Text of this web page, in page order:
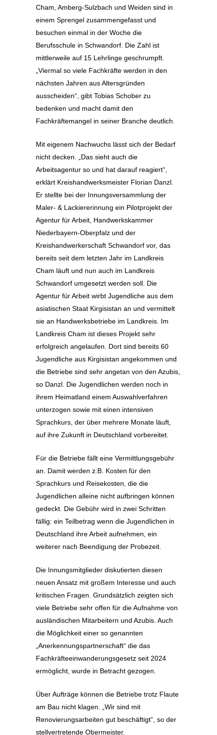
Cham, Amberg-Sulzbach und Weiden sind in
einem Sprengel zusammengefasst und
besuchen einmal in der Woche die
Berufsschule in Schwandorf. Die Zahl ist
mittlerweile auf 15 Lehrlinge geschrumpft.
„Viermal so viele Fachkräfte werden in den
nächsten Jahren aus Altersgründen
ausscheiden“, gibt Tobias Schober zu
bedenken und macht damit den
Fachkräftemangel in seiner Branche deutlich.
Mit eigenem Nachwuchs lässt sich der Bedarf
nicht decken. „Das sieht auch die
Arbeitsagentur so und hat darauf reagiert“,
erklärt Kreishandwerksmeister Florian Danzl.
Er stellte bei der Innungsversammlung der
Maler- & Lackiererinnung ein Pilotprojekt der
Agentur für Arbeit, Handwerkskammer
Niederbayern-Oberpfalz und der
Kreishandwerkerschaft Schwandorf vor, das
bereits seit dem letzten Jahr im Landkreis
Cham läuft und nun auch im Landkreis
Schwandorf umgesetzt werden soll. Die
Agentur für Arbeit wirbt Jugendliche aus dem
asiatischen Staat Kirgisistan an und vermittelt
sie an Handwerksbetriebe im Landkreis. Im
Landkreis Cham ist dieses Projekt sehr
erfolgreich angelaufen. Dort sind bereits 60
Jugendliche aus Kirgisistan angekommen und
die Betriebe sind sehr angetan von den Azubis,
so Danzl. Die Jugendlichen werden noch in
ihrem Heimatland einem Auswahlverfahren
unterzogen sowie mit einen intensiven
Sprachkurs, der über mehrere Monate läuft,
auf ihre Zukunft in Deutschland vorbereitet.
Für die Betriebe fällt eine Vermittlungsgebühr
an. Damit werden z.B. Kosten für den
Sprachkurs und Reisekosten, die die
Jugendlichen alleine nicht aufbringen können
gedeckt. Die Gebühr wird in zwei Schritten
fällig: ein Teilbetrag wenn die Jugendlichen in
Deutschland ihre Arbeit aufnehmen, ein
weiterer nach Beendigung der Probezeit.
Die Innungsmitglieder diskutierten diesen
neuen Ansatz mit großem Interesse und auch
kritischen Fragen. Grundsätzlich zeigten sich
viele Betriebe sehr offen für die Aufnahme von
ausländischen Mitarbeitern und Azubis. Auch
die Möglichkeit einer so genannten
„Anerkennungspartnerschaft“ die das
Fachkräfteeinwanderungsgesetz seit 2024
ermöglicht, wurde in Betracht gezogen.
Über Aufträge können die Betriebe trotz Flaute
am Bau nicht klagen. „Wir sind mit
Renovierungsarbeiten gut beschäftigt“, so der
stellvertretende Obermeister.